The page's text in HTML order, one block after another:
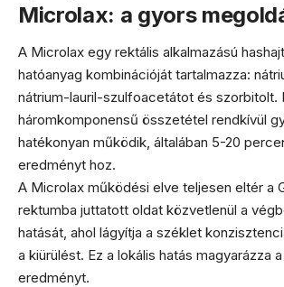
Microlax: a gyors
A Microlax egy rektális alkalmazású
hatóanyag kombinációját tartalmazza:
nátrium-lauril-szulfoacetátot és szorbitolt.
háromkomponensű összetétel rendkívül
hatékonyan működik, általában 5-20
eredményt hoz.
A Microlax működési elve teljesen eltér a
rektumba juttatott oldat közvetlenül a
hatását, ahol lágyítja a széklet
a kiürülést. Ez a lokális hatás magyarázza
eredményt.